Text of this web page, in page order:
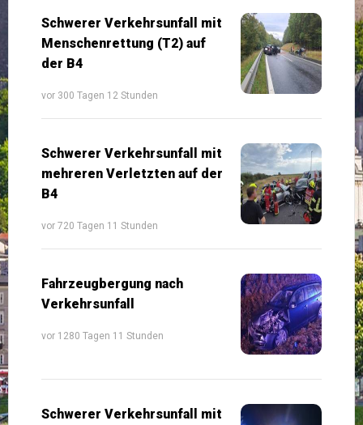
Schwerer Verkehrsunfall mit
Menschenrettung (T2) auf
der B4
vor 300 Tagen 12 Stunden
Schwerer Verkehrsunfall mit
mehreren Verletzten auf der
B4
vor 720 Tagen 11 Stunden
Fahrzeugbergung nach
Verkehrsunfall
vor 1280 Tagen 11 Stunden
Schwerer Verkehrsunfall mit